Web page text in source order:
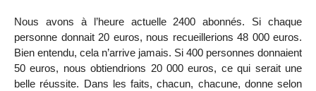
Nous avons à l’heure actuelle 2400 abonnés. Si chaque
personne donnait 20 euros, nous recueillerions 48 000 euros.
Bien entendu, cela n’arrive jamais. Si 400 personnes donnaient
50 euros, nous obtiendrions 20 000 euros, ce qui serait une
belle réussite. Dans les faits, chacun, chacune, donne selon